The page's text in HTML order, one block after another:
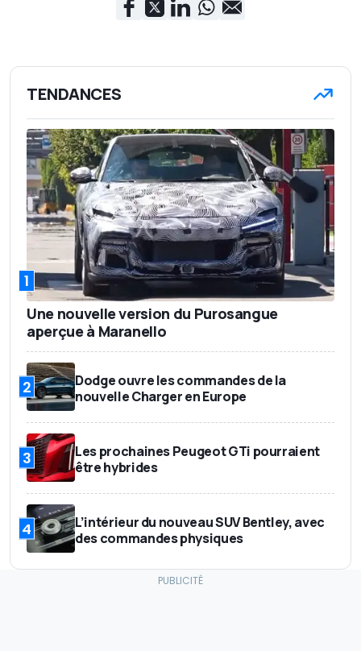
TENDANCES
1
Une nouvelle version du Purosangue
aperçue à Maranello
2
Dodge ouvre les commandes de la
nouvelle Charger en Europe
3
Les prochaines Peugeot GTi pourraient
être hybrides
4
L’intérieur du nouveau SUV Bentley, avec
des commandes physiques